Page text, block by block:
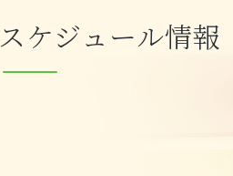
スケジュール情報